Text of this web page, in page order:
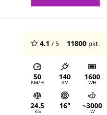
4.1 / 5 11800 pkt.
50
KM/H
140
KM
1600
WH
24.5
KG
16" ~3000
W